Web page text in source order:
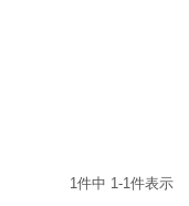
1 件中 1 -1 件表示